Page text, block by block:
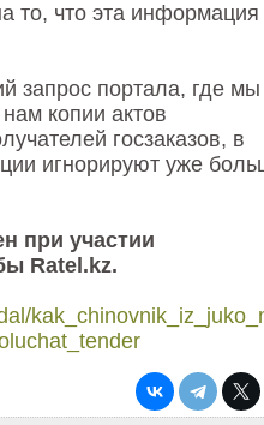
то, что эта информация
запрос портала, где мы
копии актов
госзаказов, в
игнорируют уже
при участии
Ratel.kz.